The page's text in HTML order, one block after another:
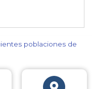
poblaciones de